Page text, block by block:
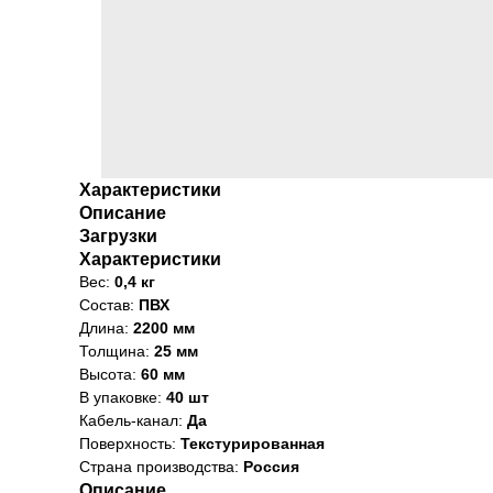
Характеристики
Описание
Загрузки
Характеристики
Вес: 0,4 кг
Состав: ПВХ
Длина: 2200 мм
Толщина: 25 мм
Высота: 60 мм
В упаковке: 40 шт
Кабель-канал: Да
Поверхность: Текстурированная
Страна производства: Россия